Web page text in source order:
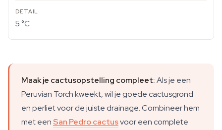
5 °C
Maak je cactusopstelling compleet:Als je een
Peruvian Torch kweekt, wil je goede cactusgrond
en perliet voor de juiste drainage. Combineer hem
met een San Pedro cactusvoor een complete